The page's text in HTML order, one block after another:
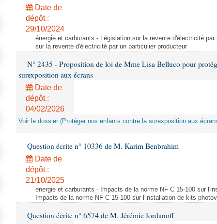
Date de
dépôt :
29/10/2024
énergie et carburants - Législation sur la revente d'électricité
sur la revente d'électricité par un particulier producteur
N° 2435 - Proposition de loi de Mme Lisa Belluco pour
surexposition aux écrans
Date de
dépôt :
04/02/2026
Voir le dossier (Protéger nos enfants contre la surexposition aux
Question écrite n° 10336 de M. Karim Benbrahim
Date de
dépôt :
21/10/2025
énergie et carburants - Impacts de la norme NF C 15-100 sur
Impacts de la norme NF C 15-100 sur l'installation de kits
Question écrite n° 6574 de M. Jérémie Iordanoff